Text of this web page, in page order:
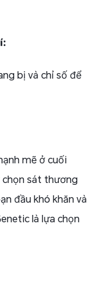
bị và chỉ số để
mẽ ở cuối
chọn sát thương
đầu khó khăn và
là lựa chọn